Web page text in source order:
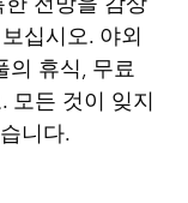
십시오. 야외
의 휴식, 무료
모든 것이 잊지
니다.